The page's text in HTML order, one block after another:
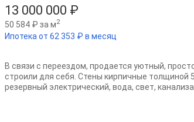
13 000 000 ₽
50 584 ₽ за м2
Ипотека от 62 353 ₽ в месяц
В связи с переездом, продается уютный,
строили для себя. Стены кирпичные толщиной
резервный электрический, вода, свет,